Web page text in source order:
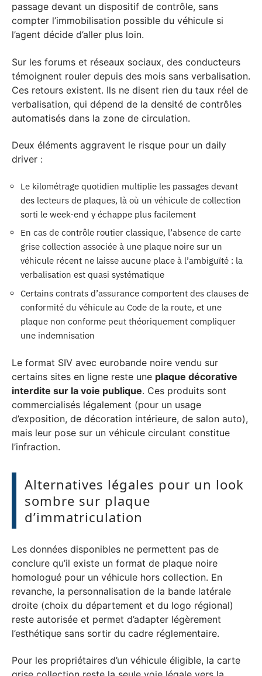
passage devant un dispositif de contrôle, sans
compter l’immobilisation possible du véhicule si
l’agent décide d’aller plus loin.
Sur les forums et réseaux sociaux, des conducteurs
témoignent rouler depuis des mois sans verbalisation.
Ces retours existent. Ils ne disent rien du taux réel de
verbalisation, qui dépend de la densité de contrôles
automatisés dans la zone de circulation.
Deux éléments aggravent le risque pour un daily
driver :
Le kilométrage quotidien multiplie les passages devant
des lecteurs de plaques, là où un véhicule de collection
sorti le week-end y échappe plus facilement
En cas de contrôle routier classique, l’absence de carte
grise collection associée à une plaque noire sur un
véhicule récent ne laisse aucune place à l’ambiguïté : la
verbalisation est quasi systématique
Certains contrats d’assurance comportent des clauses de
conformité du véhicule au Code de la route, et une
plaque non conforme peut théoriquement compliquer
une indemnisation
Le format SIV avec eurobande noire vendu sur
certains sites en ligne reste une plaque décorative
interdite sur la voie publique. Ces produits sont
commercialisés légalement (pour un usage
d’exposition, de décoration intérieure, de salon auto),
mais leur pose sur un véhicule circulant constitue
l’infraction.
Alternatives légales pour un look
sombre sur plaque
d’immatriculation
Les données disponibles ne permettent pas de
conclure qu’il existe un format de plaque noire
homologué pour un véhicule hors collection. En
revanche, la personnalisation de la bande latérale
droite (choix du département et du logo régional)
reste autorisée et permet d’adapter légèrement
l’esthétique sans sortir du cadre réglementaire.
Pour les propriétaires d’un véhicule éligible, la carte